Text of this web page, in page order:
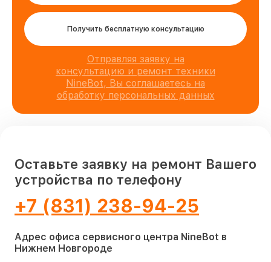
Получить бесплатную консультацию
Отправляя заявку на
консультацию и ремонт техники
NineBot, Вы соглашаетесь на
обработку персональных данных
Оставьте заявку на ремонт Вашего
устройства по телефону
+7 (831) 238-94-25
Адрес офиса сервисного центра NineBot в
Нижнем Новгороде